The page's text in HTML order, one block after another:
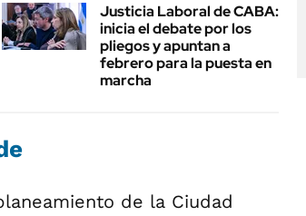
Justicia Laboral de CABA:
inicia el debate por los
pliegos y apuntan a
febrero para la puesta en
marcha
de la Ciudad